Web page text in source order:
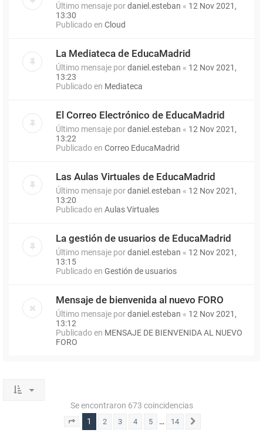
Último mensaje pordaniel.esteban « 12 Nov 2021,
13:30
Publicado en Cloud
La Mediateca de EducaMadrid
Último mensaje pordaniel.esteban « 12 Nov 2021,
13:23
Publicado en Mediateca
El Correo Electrónico de EducaMadrid
Último mensaje pordaniel.esteban « 12 Nov 2021,
13:22
Publicado en Correo EducaMadrid
Las Aulas Virtuales de EducaMadrid
Último mensaje pordaniel.esteban « 12 Nov 2021,
13:20
Publicado en Aulas Virtuales
La gestión de usuarios de EducaMadrid
Último mensaje pordaniel.esteban « 12 Nov 2021,
13:15
Publicado en Gestión de usuarios
Mensaje de bienvenida al nuevo FORO
Último mensaje pordaniel.esteban « 12 Nov 2021,
13:12
Publicado en MENSAJE DE BIENVENIDA AL NUEVO
FORO
Se encontraron 673 coincidencias
Página 1de 14
1 2 3 4 5 … 14